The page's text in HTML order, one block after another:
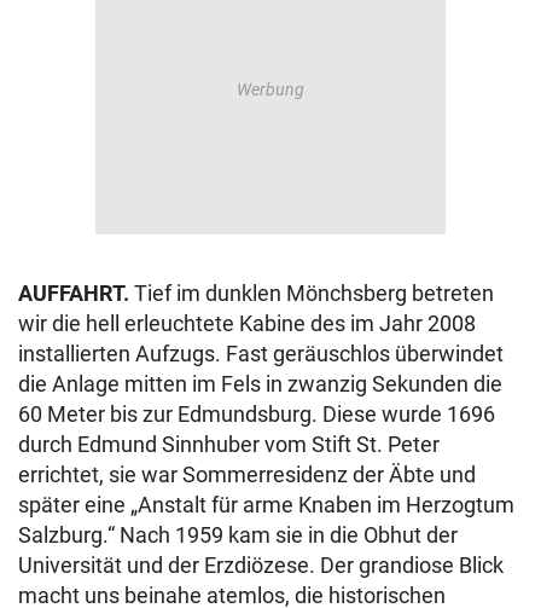
AUFFAHRT. Tief im dunklen Mönchsberg betreten
wir die hell erleuchtete Kabine des im Jahr 2008
installierten Aufzugs. Fast geräuschlos überwindet
die Anlage mitten im Fels in zwanzig Sekunden die
60 Meter bis zur Edmundsburg. Diese wurde 1696
durch Edmund Sinnhuber vom Stift St. Peter
errichtet, sie war Sommerresidenz der Äbte und
später eine „Anstalt für arme Knaben im Herzogtum
Salzburg.“ Nach 1959 kam sie in die Obhut der
Universität und der Erzdiözese. Der grandiose Blick
macht uns beinahe atemlos, die historischen